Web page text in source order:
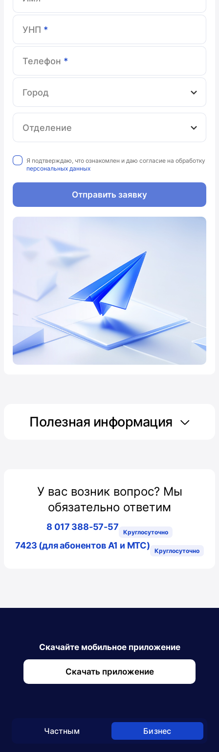
УНП *
Телефон *
Город
Отделение
Я подтверждаю, что ознакомлен и даю согласие на обработку
персональных данных
Отправить заявку
Полезная информация
У вас возник вопрос? Мы
обязательно ответим
8 017 388-57-57
Круглосуточно
7423 (для абонентов A1 и МТС)
Круглосуточно
Скачайте мобильное приложение
Скачать приложение
Частным Бизнес